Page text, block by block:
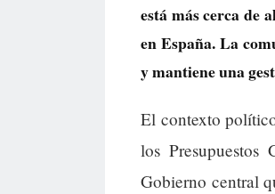
está más cerca de
en España. La
y mantiene una
El contexto
los
Gobierno central